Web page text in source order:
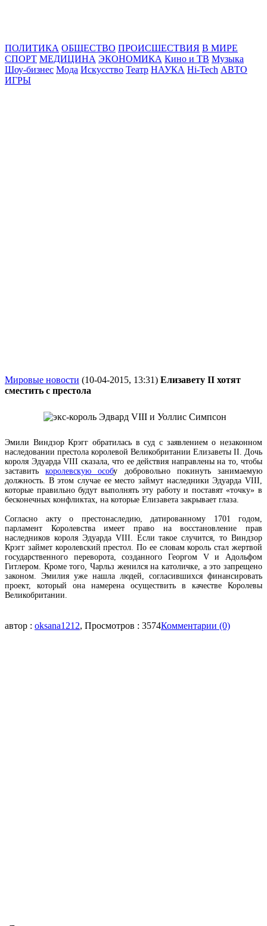
ПОЛИТИКА ОБЩЕСТВО ПРОИСШЕСТВИЯ В МИРЕ
СПОРТ МЕДИЦИНА ЭКОНОМИКА Кино и ТВ Музыка
Шоу-бизнес Мода Искусство Театр НАУКА Hi-Tech АВТО
ИГРЫ
Мировые новости (10-04-2015, 13:31) Елизавету ІІ хотят
сместить с престола
Эмили Виндзор Крэгг обратилась в суд с заявлением о незаконном
наследовании престола королевой Великобритании Елизаветы ІІ. Дочь
короля Эдуарда VIII сказала, что ее действия направлены на то, чтобы
заставитькоролевскую особу добровольно покинуть занимаемую
должность. В этом случае ее место займут наследники Эдуарда VIII,
которые правильно будут выполнять эту работу и поставят «точку» в
бесконечных конфликтах, на которые Елизавета закрывает глаза.
Согласно акту о престонаследию, датированному 1701 годом,
парламент Королевства имеет право на восстановление прав
наследников короля Эдуарда VIII. Если такое случится, то Виндзор
Крэгг займет королевский престол. По ее словам король стал жертвой
государственного переворота, созданного Георгом V и Адольфом
Гитлером. Кроме того, Чарльз женился на католичке, а это запрещено
законом. Эмилия уже нашла людей, согласившихся финансировать
проект, который она намерена осуществить в качестве Королевы
Великобритании.
автор : oksana1212, Просмотров : 3574Комментарии (0)